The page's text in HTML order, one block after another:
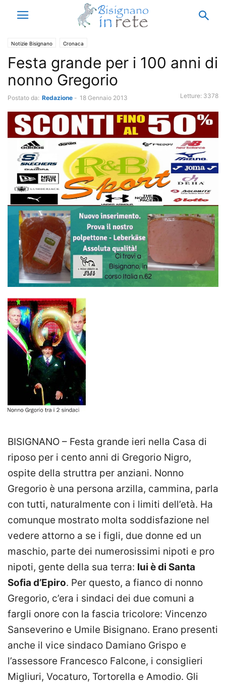
Notizie Bisignano Cronaca
Festa grande per i 100 anni di
nonno Gregorio
Postato da: Redazione - 18 Gennaio 2013 Letture: 3378
BISIGNANO – Festa grande ieri nella Casa di
riposo per i cento anni di Gregorio Nigro,
ospite della struttra per anziani. Nonno
Gregorio è una persona arzilla, cammina, parla
con tutti, naturalmente con i limiti dell’età. Ha
comunque mostrato molta soddisfazione nel
vedere attorno a se i figli, due donne ed un
maschio, parte dei numerosissimi nipoti e pro
nipoti, gente della sua terra: lui è di Santa
Sofia d’Epiro. Per questo, a fianco di nonno
Gregorio, c’era i sindaci dei due comuni a
fargli onore con la fascia tricolore: Vincenzo
Sanseverino e Umile Bisignano. Erano presenti
anche il vice sindaco Damiano Grispo e
l’assessore Francesco Falcone, i consiglieri
Migliuri, Vocaturo, Tortorella e Amodio. Gli